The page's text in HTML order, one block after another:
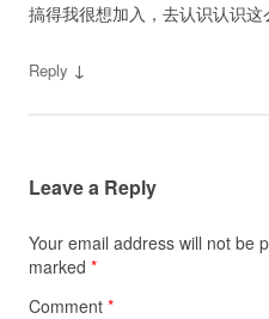
搞得我很想加入，去认识认识这
Reply ↓
Leave a Reply
Your email address will not be
marked *
Comment *